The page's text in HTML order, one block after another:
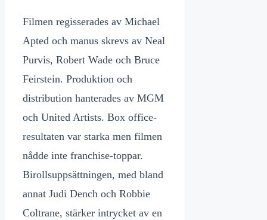
Filmen regisserades av Michael
Apted och manus skrevs av Neal
Purvis, Robert Wade och Bruce
Feirstein. Produktion och
distribution hanterades av MGM
och United Artists. Box office-
resultaten var starka men filmen
nådde inte franchise-toppar.
Birollsuppsättningen, med bland
annat Judi Dench och Robbie
Coltrane, stärker intrycket av en